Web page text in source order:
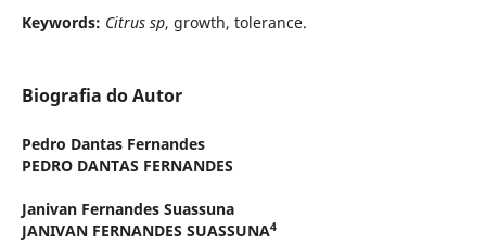
Keywords: Citrus sp, growth, tolerance.
Biografia do Autor
Pedro Dantas Fernandes
PEDRO DANTAS FERNANDES
Janivan Fernandes Suassuna
JANIVAN FERNANDES SUASSUNA4